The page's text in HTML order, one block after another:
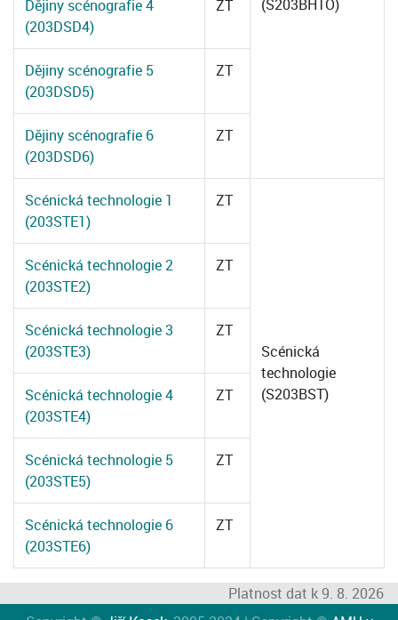
(S203BHTO)
Dějiny scénografie 4
(203DSD4)
ZT
Dějiny scénografie 5
(203DSD5)
ZT
Dějiny scénografie 6
(203DSD6)
ZT
Scénická technologie 1
(203STE1)
ZT
Scénická
technologie
(S203BST)
Scénická technologie 2
(203STE2)
ZT
Scénická technologie 3
(203STE3)
ZT
Scénická technologie 4
(203STE4)
ZT
Scénická technologie 5
(203STE5)
ZT
Scénická technologie 6
(203STE6)
ZT
Platnost dat k 9. 8. 2026